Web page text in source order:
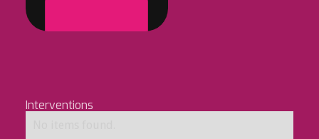
Interventions